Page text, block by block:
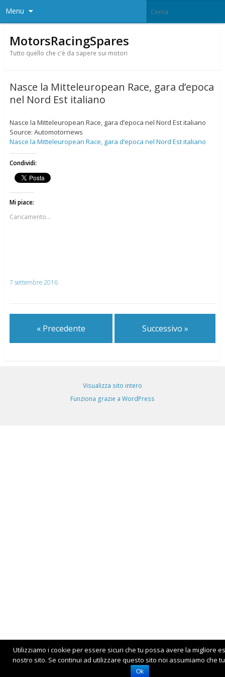
Menu
MotorsRacingSpares
Tutto quello che c'è da sapere sui motori
Nasce la Mitteleuropean Race, gara d’epoca
nel Nord Est italiano
Nasce la Mitteleuropean Race, gara d’epoca nel Nord Est italiano
Source: Automotornews
Nasce la Mitteleuropean Race, gara d’epoca nel Nord Est italiano
Condividi:
Mi piace:
Caricamento...
7 settembre 2016
« Precedente Successivo »
Visualizza sito intero
Funziona grazie a WordPress
Utilizziamo i cookie per essere sicuri che tu possa avere la migliore
nostro sito. Se continui ad utilizzare questo sito noi assumiamo che
Ok